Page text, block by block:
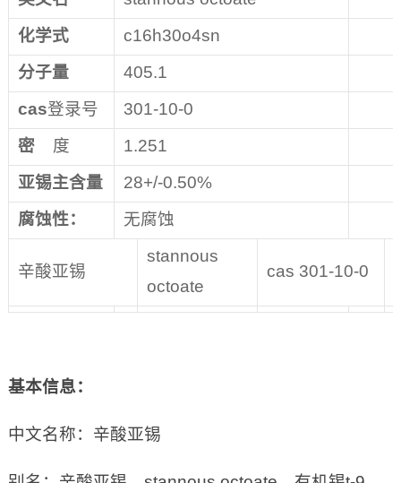
化学式
c16h30o4sn
分子量
405.1
cas登录号
301-10-0
密度
1.251
亚锡主含量
28+/-0.50%
腐蚀性：
无腐蚀
辛酸亚锡
stannous
octoate
cas 301-10-0
基本信息：
中文名称：辛酸亚锡